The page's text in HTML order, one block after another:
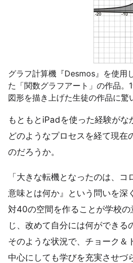
グラフ計算機『Desmos』を使用
た「関数グラフアート」の作品。
図形を描き上げた生徒の作品に驚
もともとiPadを使った経験がな
どのようなプロセスを経て現在
のだろうか。
「大きな転機となったのは、
意味とは何か』という問いを深
対40の空間を作ることが学校
じ、改めて自分には何ができる
そのような状況で、チョーク＆
中心にしても学びを充実させづ